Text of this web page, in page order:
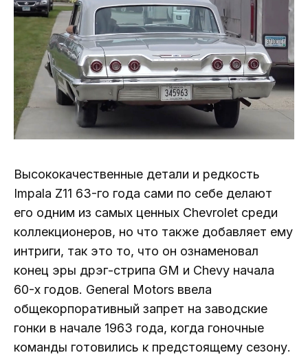
Высококачественные детали и редкость
Impala Z11 63-го года сами по себе делают
его одним из самых ценных Chevrolet среди
коллекционеров, но что также добавляет ему
интриги, так это то, что он ознаменовал
конец эры дрэг-стрипа GM и Chevy начала
60-х годов. General Motors ввела
общекорпоративный запрет на заводские
гонки в начале 1963 года, когда гоночные
команды готовились к предстоящему сезону.